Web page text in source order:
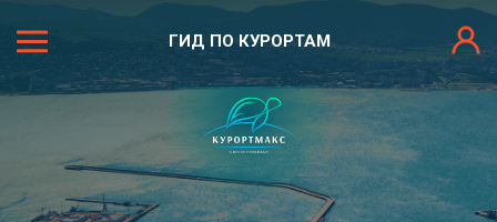
ГИД ПО КУРОРТАМ